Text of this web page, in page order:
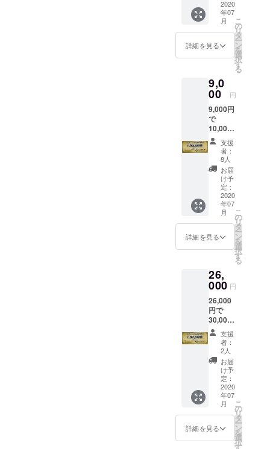
他の
サービ
ス券と
の併用
はでき
※本券は
の引き
換えは
致しま
せん ※
本券の
盗難・
紛失・
滅失に
関して
は、一
切その
責を負
いませ
りいた
しま
す。 本
チケッ
トは店
舗が存
続する
用可能
です。
本チ
ケット
は店舗
でのみ
使用可
能で
す。
【注意
事項】
※本券は
他の
サービ
ス券と
の併用
はでき
※本券は
の引き
換えは
致しま
せん ※
本券の
盗難・
紛失・
滅失に
関して
は、一
切その
責を負
いませ
2020
年07
月
詳細を見る
こ
の
リ
タ
ー
ン
を
選
択
す
る
9,0
00 円
9,000円
で
10,000
円分
（10％
お得）
のはや
ぶさチ
ケット
をお送
りいた
しま
す。 本
チケッ
トは店
舗が存
限り使
用可能
です。
本チ
ケット
は店舗
でのみ
使用可
能で
す。
【注意
事項】
※本券は
他の
サービ
ス券と
の併用
支援
者：
8人
お届
け予
定：
2020
年07
月
詳細を見る
こ
の
リ
タ
ー
ン
を
選
択
す
る
26,
000 円
26,000
円で
30,000
円分
（13％
お得）
のはや
ぶさチ
ケット
をお送
りいた
しま
す。 本
チケッ
トは店
舗が存
支援
者：
2人
お届
け予
定：
2020
年07
月
詳細を見る
こ
の
リ
タ
ー
ン
を
選
択